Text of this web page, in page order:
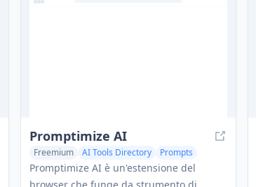
migliorate e opzioni di personalizzazione.
Promptimize AI
Freemium AI Tools Directory Prompts
Promptimize AI è un'estensione del